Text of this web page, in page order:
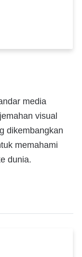
media
visual
dikembangkan
memahami
dunia.